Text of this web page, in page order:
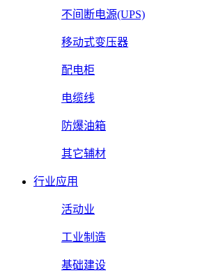
不间断电源(UPS)
移动式变压器
配电柜
电缆线
防爆油箱
其它辅材
行业应用
活动业
工业制造
基础建设